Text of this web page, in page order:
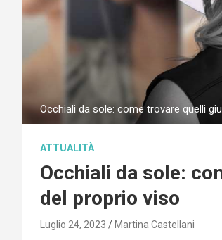
Occhiali da sole: come trovare quelli
ATTUALITÀ
Occhiali da sole:
del proprio viso
Luglio 24, 2023 Martina Castellani